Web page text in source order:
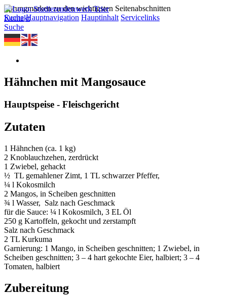
Sprungmarken zu den wichtigsten Seitenabschnitten
Suche Hauptnavigation Hauptinhalt Servicelinks
Kontakt
Suche
Hähnchen mit Mangosauce
Hauptspeise - Fleischgericht
Zutaten
1 Hähnchen (ca. 1 kg)
2 Knoblauchzehen, zerdrückt
1 Zwiebel, gehackt
½ TL gemahlener Zimt, 1 TL schwarzer Pfeffer,
¼ l Kokosmilch
2 Mangos, in Scheiben geschnitten
¾ l Wasser, Salz nach Geschmack
für die Sauce: ¼ l Kokosmilch, 3 EL Öl
250 g Kartoffeln, gekocht und zerstampft
Salz nach Geschmack
2 TL Kurkuma
Garnierung: 1 Mango, in Scheiben geschnitten; 1 Zwiebel, in
Scheiben geschnitten; 3 – 4 hart gekochte Eier, halbiert; 3 – 4
Tomaten, halbiert
Zubereitung